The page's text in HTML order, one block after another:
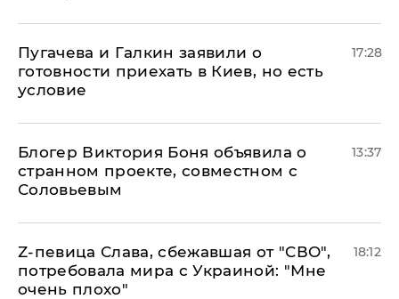
Пугачева и Галкин заявили о
готовности приехать в Киев, но есть
условие
17:28
Блогер Виктория Боня объявила о
странном проекте, совместном с
Соловьевым
13:37
Z-певица Слава, сбежавшая от "СВО",
потребовала мира с Украиной: "Мне
очень плохо"
18:12